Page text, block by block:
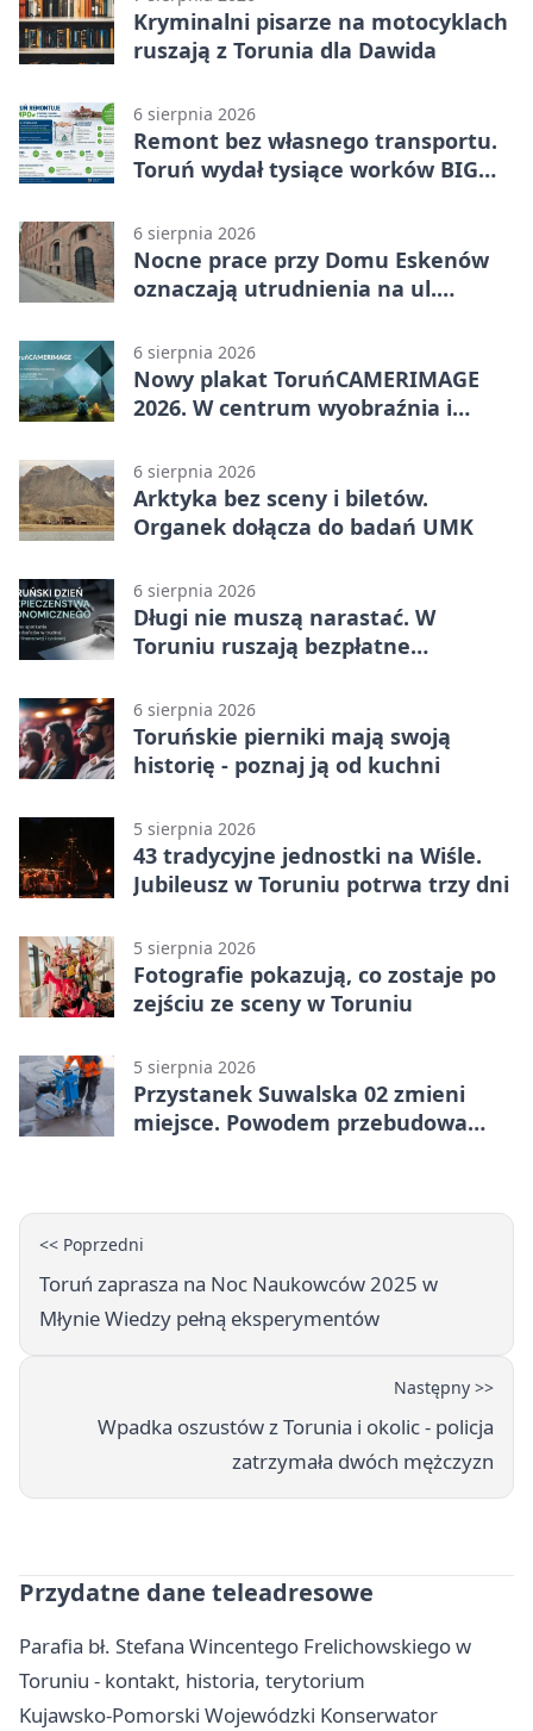
Kryminalni pisarze na motocyklach
ruszają z Torunia dla Dawida
6 sierpnia 2026
Remont bez własnego transportu.
Toruń wydał tysiące worków BIG
6 sierpnia 2026
Nocne prace przy Domu Eskenów
oznaczają utrudnienia na ul.
6 sierpnia 2026
Nowy plakat ToruńCAMERIMAGE
2026. W centrum wyobraźnia i
6 sierpnia 2026
Arktyka bez sceny i biletów.
Organek dołącza do badań UMK
6 sierpnia 2026
Długi nie muszą narastać. W
Toruniu ruszają bezpłatne
6 sierpnia 2026
Toruńskie pierniki mają swoją
historię - poznaj ją od kuchni
5 sierpnia 2026
43 tradycyjne jednostki na Wiśle.
Jubileusz w Toruniu potrwa trzy dni
5 sierpnia 2026
Fotografie pokazują, co zostaje po
zejściu ze sceny w Toruniu
5 sierpnia 2026
Przystanek Suwalska 02 zmieni
miejsce. Powodem przebudowa
<< Poprzedni
Toruń zaprasza na Noc Naukowców 2025 w
Młynie Wiedzy pełną eksperymentów
Następny >>
Wpadka oszustów z Torunia i okolic - policja
zatrzymała dwóch mężczyzn
Przydatne dane teleadresowe
Parafia bł. Stefana Wincentego Frelichowskiego w
Toruniu - kontakt, historia, terytorium
Kujawsko-Pomorski Wojewódzki Konserwator